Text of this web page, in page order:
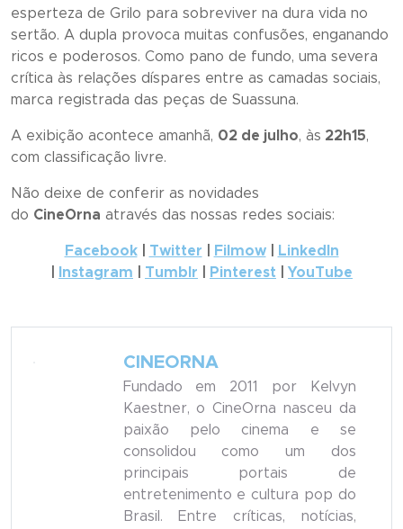
esperteza de Grilo para sobreviver na dura vida no
sertão. A dupla provoca muitas confusões, enganando
ricos e poderosos. Como pano de fundo, uma severa
crítica às relações díspares entre as camadas sociais,
marca registrada das peças de Suassuna.
A exibição acontece amanhã, 02 de julho, às 22h15,
com classificação livre.
Não deixe de conferir as novidades
do CineOrna através das nossas redes sociais:
Facebook| Twitter Filmow|
LinkedIn
Instagram Tumblr Pinterest YouTube
CINEORNA
Fundado em 2011 por Kelvyn
Kaestner, o CineOrna nasceu da
paixão pelo cinema e se
consolidou como um dos
principais portais de
entretenimento e cultura pop do
Brasil. Entre críticas, notícias,